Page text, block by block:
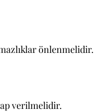
önlenmelidir.
verilmelidir.